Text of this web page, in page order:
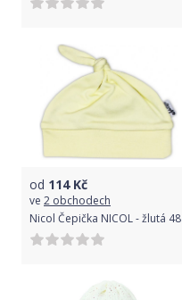
od 114Kč
ve 2 obchodech
Nicol Čepička NICOL - žlutá 48